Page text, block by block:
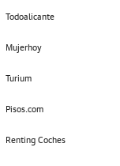
Todoalicante
Mujerhoy
Turium
Pisos.com
Renting Coches